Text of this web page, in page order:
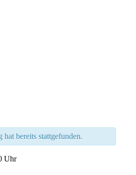
hat bereits stattgefunden.
Uhr